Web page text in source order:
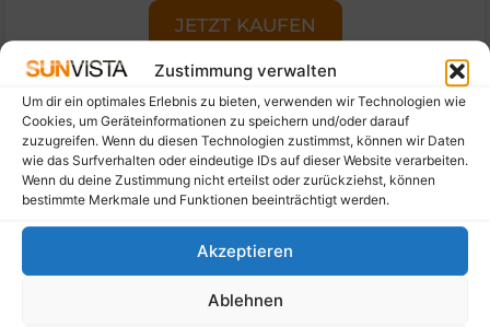
Zustimmung verwalten
Um dir ein optimales Erlebnis zu bieten, verwenden wir Technologien wie
Cookies, um Geräteinformationen zu speichern und/oder darauf
zuzugreifen. Wenn du diesen Technologien zustimmst, können wir Daten
wie das Surfverhalten oder eindeutige IDs auf dieser Website verarbeiten.
Wenn du deine Zustimmung nicht erteilst oder zurückziehst, können
bestimmte Merkmale und Funktionen beeinträchtigt werden.
Akzeptieren
Ablehnen
JETZT KAUFEN